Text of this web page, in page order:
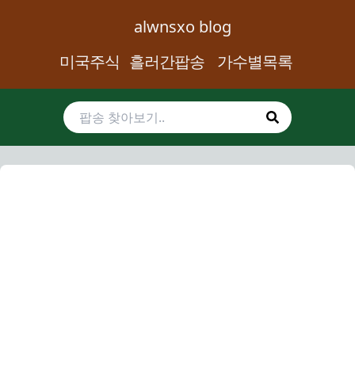
alwnsxo blog
미국주식 흘러간팝송 가수별목록